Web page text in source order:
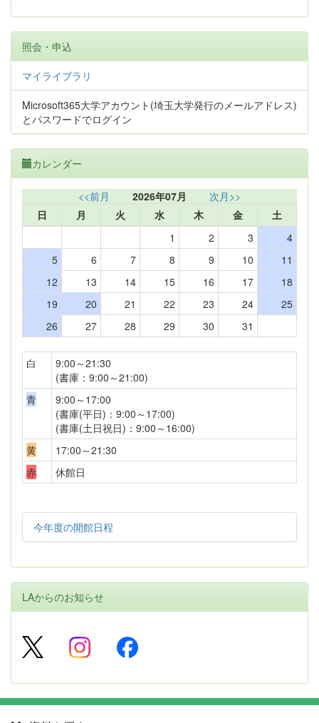
照会・申込
マイライブラリ
Microsoft365大学アカウント(埼玉大学発行のメールアドレス)
とパスワードでログイン
カレンダー
<<前月 2026年07月
次月>>
日
月 火 水 木 金
土
1
2 3
4
5
6 7 8 9 10
11
12
13 14 15 16 17
18
19
20 21 22 23 24
25
26
27 28 29 30 31
白
9:00～21:30
(書庫：9:00～21:00)
青
9:00～17:00
(書庫(平日)：9:00～17:00)
(書庫(土日祝日)：9:00～16:00)
黄
17:00～21:30
赤
休館日
今年度の開館日程
LAからのお知らせ